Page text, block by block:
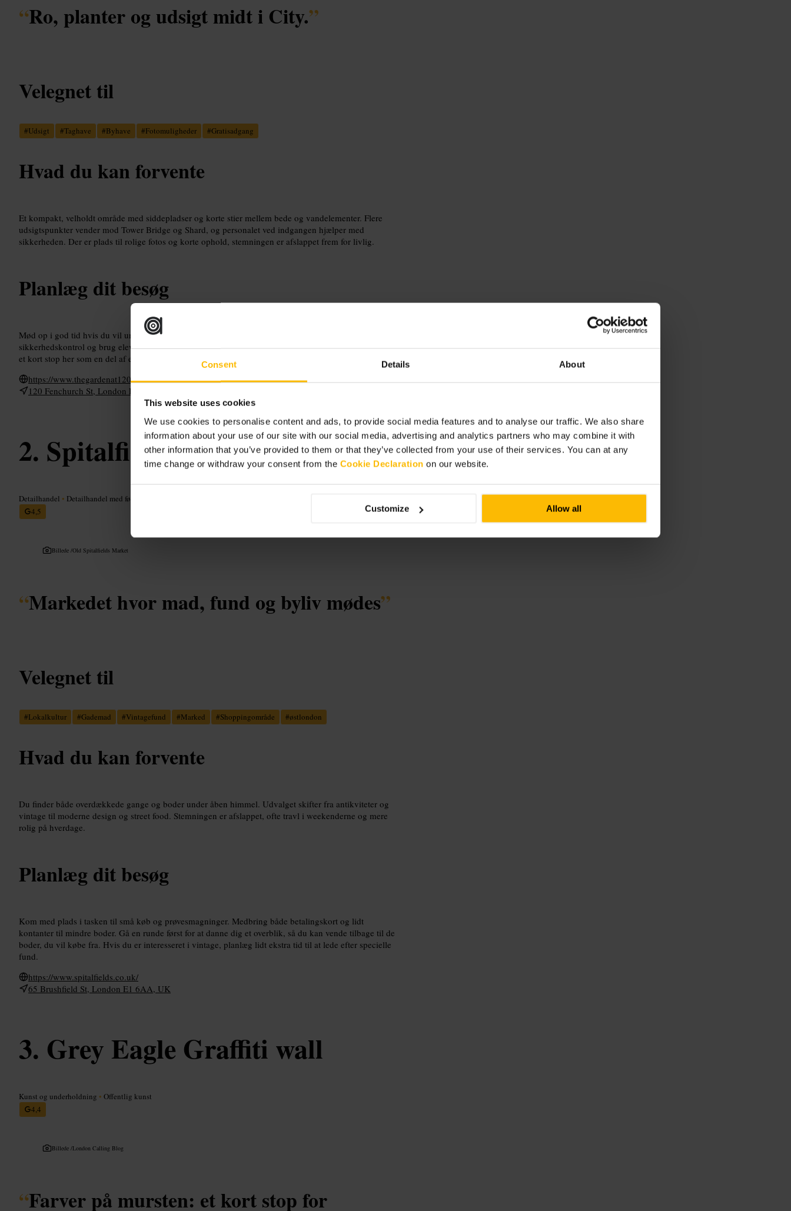
Consent Details About
This website uses cookies
We use cookies to personalise content and ads, to provide social media features and to analyse our traffic. We also share
information about your use of our site with our social media, advertising and analytics partners who may combine it with
other information that you’ve provided to them or that they’ve collected from your use of their services. You can at any
time change or withdraw your consent from the Cookie Declaration on our website.
Customize Allow all
“Ro, planter og udsigt midt i City.”
Velegnet til
#Udsigt #Taghave #Byhave #Fotomuligheder #Gratisadgang
Hvad du kan forvente
Et kompakt, velholdt område med siddepladser og korte stier mellem bede og vandelementer. Flere
udsigtspunkter vender mod Tower Bridge og Shard, og personalet ved indgangen hjælper med
sikkerheden. Der er plads til rolige fotos og korte ophold, stemningen er afslappet frem for livlig.
Planlæg dit besøg
Mød op i god tid hvis du vil undgå kø, særligt i weekender og ved solnedgang. Forvent en kort
sikkerhedskontrol og brug elevatoren til toppen. Medbring kamera, en let jakke mod vind, og planlæg
et kort stop her som en del af en gåtur i City. Respekter skilte og personalets anvisninger.
https://www.thegardenat120.com/
120 Fenchurch St, London EC3M 5BA, UK
Spitalfields Market
Detailhandel • Detailhandel med føde- og drikkevarer
4,5
Billede /Old Spitalfields Market
“Markedet hvor mad, fund og byliv mødes”
Velegnet til
#Lokalkultur #Gademad #Vintagefund #Marked #Shoppingområde #østlondon
Hvad du kan forvente
Du finder både overdækkede gange og boder under åben himmel. Udvalget skifter fra antikviteter og
vintage til moderne design og street food. Stemningen er afslappet, ofte travl i weekenderne og mere
rolig på hverdage.
Planlæg dit besøg
Kom med plads i tasken til små køb og prøvesmagninger. Medbring både betalingskort og lidt
kontanter til mindre boder. Gå en runde først for at danne dig et overblik, så du kan vende tilbage til de
boder, du vil købe fra. Hvis du er interesseret i vintage, planlæg lidt ekstra tid til at lede efter specielle
fund.
https://www.spitalfields.co.uk/
65 Brushfield St, London E1 6AA, UK
Grey Eagle Graffiti wall
Kunst og underholdning • Offentlig kunst
4,4
Billede /London Calling Blog
“Farver på mursten: et kort stop for